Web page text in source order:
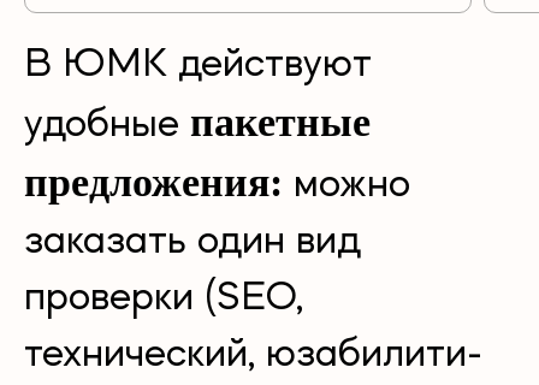
В ЮМК действуют
удобные пакетные
предложения: можно
заказать один вид
проверки (SEO,
технический, юзабилити-